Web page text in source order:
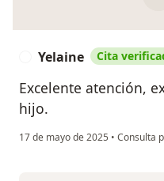
Yelaine Cita
Excelente atención,
hijo.
17 de mayo de 2025 • Consulta